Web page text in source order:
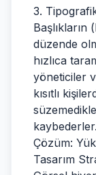
3.
düzende
hızlıca
yöneticiler
kısıtlı
kaybederler.
Çözüm:
Tasarım